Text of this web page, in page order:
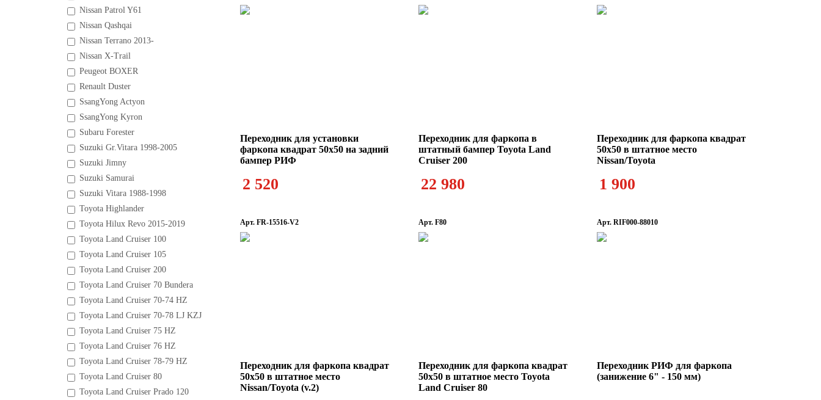
Nissan Patrol Y61
Nissan Qashqai
Nissan Terrano 2013-
Nissan X-Trail
Peugeot BOXER
Renault Duster
SsangYong Actyon
SsangYong Kyron
Subaru Forester
Suzuki Gr.Vitara 1998-2005
Suzuki Jimny
Suzuki Samurai
Suzuki Vitara 1988-1998
Toyota Highlander
Toyota Hilux Revo 2015-2019
Toyota Land Cruiser 100
Toyota Land Cruiser 105
Toyota Land Cruiser 200
Toyota Land Cruiser 70 Bundera
Toyota Land Cruiser 70-74 HZ
Toyota Land Cruiser 70-78 LJ KZJ
Toyota Land Cruiser 75 HZ
Toyota Land Cruiser 76 HZ
Toyota Land Cruiser 78-79 HZ
Toyota Land Cruiser 80
Toyota Land Cruiser Prado 120
Переходник для установки
фаркопа квадрат 50х50 на задний
бампер РИФ
2 520
Переходник для фаркопа в
штатный бампер Toyota Land
Cruiser 200
22 980
Переходник для фаркопа квадрат
50х50 в штатное место
Nissan/Toyota
1 900
Арт. FR-15516-V2
Переходник для фаркопа квадрат
50х50 в штатное место
Nissan/Toyota (v.2)
Арт. F80
Переходник для фаркопа квадрат
50х50 в штатное место Toyota
Land Cruiser 80
Арт. RIF000-88010
Переходник РИФ для фаркопа
(занижение 6" - 150 мм)